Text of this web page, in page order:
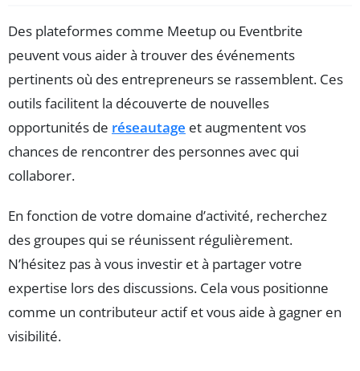
Des plateformes comme Meetup ou Eventbrite
peuvent vous aider à trouver des événements
pertinents où des entrepreneurs se rassemblent. Ces
outils facilitent la découverte de nouvelles
opportunités de réseautage et augmentent vos
chances de rencontrer des personnes avec qui
collaborer.
En fonction de votre domaine d’activité, recherchez
des groupes qui se réunissent régulièrement.
N’hésitez pas à vous investir et à partager votre
expertise lors des discussions. Cela vous positionne
comme un contributeur actif et vous aide à gagner en
visibilité.